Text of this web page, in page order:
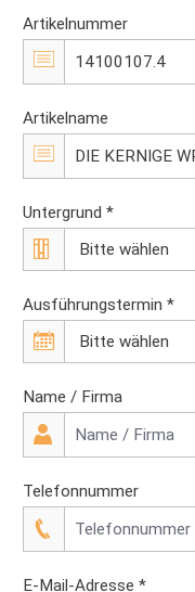
Artikelnummer
Artikelname
Untergrund *
Ausführungstermin *
Name / Firma
Telefonnummer
E-Mail-Adresse *